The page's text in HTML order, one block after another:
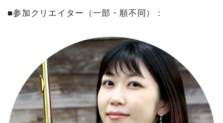
■参加クリエイター（一部・順不同）：